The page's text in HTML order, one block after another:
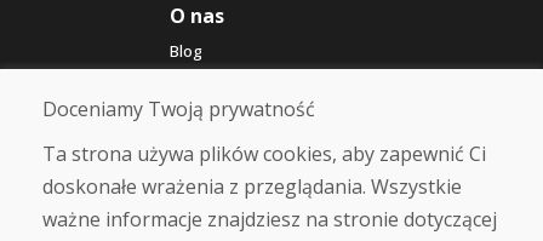
O nas
Blog
O nas
Sklep
Kontakt
Zakup
Sklep internetowy
Doceniamy Twoją prywatność
Ta strona używa plików cookies, aby zapewnić Ci
doskonałe wrażenia z przeglądania. Wszystkie
ważne informacje znajdziesz na stronie dotyczącej